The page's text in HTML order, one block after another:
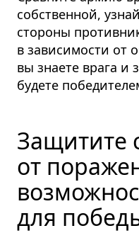
собственной,
стороны
в зависимости от
вы знаете врага и
будете
Защитите
от
для